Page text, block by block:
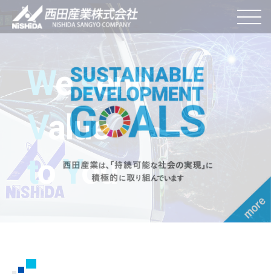
Wesend
Value
toYou